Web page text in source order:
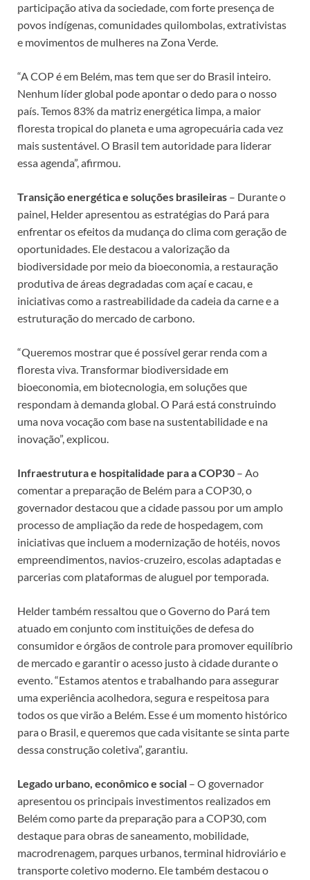
participação ativa da sociedade, com forte presença de
povos indígenas, comunidades quilombolas, extrativistas
e movimentos de mulheres na Zona Verde.
“A COP é em Belém, mas tem que ser do Brasil inteiro.
Nenhum líder global pode apontar o dedo para o nosso
país. Temos 83% da matriz energética limpa, a maior
floresta tropical do planeta e uma agropecuária cada vez
mais sustentável. O Brasil tem autoridade para liderar
essa agenda”, afirmou.
Transição energética e soluções brasileiras – Durante o
painel, Helder apresentou as estratégias do Pará para
enfrentar os efeitos da mudança do clima com geração de
oportunidades. Ele destacou a valorização da
biodiversidade por meio da bioeconomia, a restauração
produtiva de áreas degradadas com açaí e cacau, e
iniciativas como a rastreabilidade da cadeia da carne e a
estruturação do mercado de carbono.
“Queremos mostrar que é possível gerar renda com a
floresta viva. Transformar biodiversidade em
bioeconomia, em biotecnologia, em soluções que
respondam à demanda global. O Pará está construindo
uma nova vocação com base na sustentabilidade e na
inovação”, explicou.
Infraestrutura e hospitalidade para a COP30 – Ao
comentar a preparação de Belém para a COP30, o
governador destacou que a cidade passou por um amplo
processo de ampliação da rede de hospedagem, com
iniciativas que incluem a modernização de hotéis, novos
empreendimentos, navios-cruzeiro, escolas adaptadas e
parcerias com plataformas de aluguel por temporada.
Helder também ressaltou que o Governo do Pará tem
atuado em conjunto com instituições de defesa do
consumidor e órgãos de controle para promover equilíbrio
de mercado e garantir o acesso justo à cidade durante o
evento. “Estamos atentos e trabalhando para assegurar
uma experiência acolhedora, segura e respeitosa para
todos os que virão a Belém. Esse é um momento histórico
para o Brasil, e queremos que cada visitante se sinta parte
dessa construção coletiva”, garantiu.
Legado urbano, econômico e social – O governador
apresentou os principais investimentos realizados em
Belém como parte da preparação para a COP30, com
destaque para obras de saneamento, mobilidade,
macrodrenagem, parques urbanos, terminal hidroviário e
transporte coletivo moderno. Ele também destacou o